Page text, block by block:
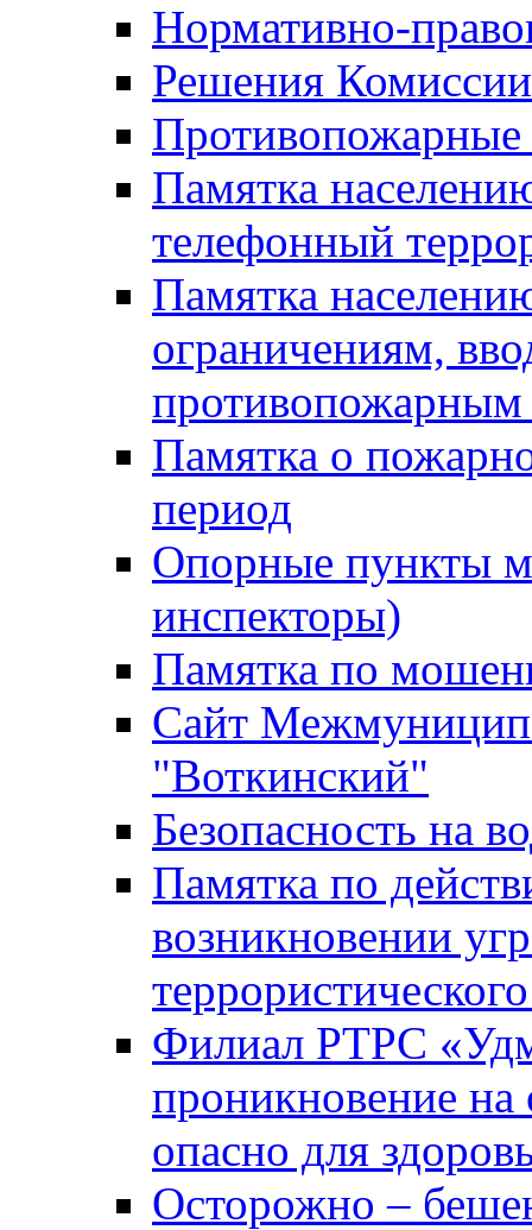
Нормативно-
Решения
Противопожарные
Памятка
телефонный
Памятка
ограничениям,
Памятка о
период
Опорные пункты
инспекторы)
Памятка по
Сайт
"Воткинский"
Безопасность на
Памятка по
возникновении
Филиал РТРС
проникновение на
опасно для
Осторожно –